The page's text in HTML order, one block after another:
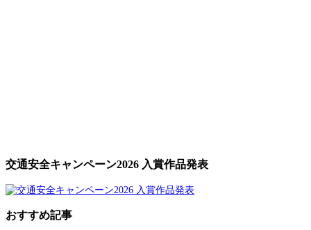
交通安全キャンペーン2026 入賞作品発表
おすすめ記事